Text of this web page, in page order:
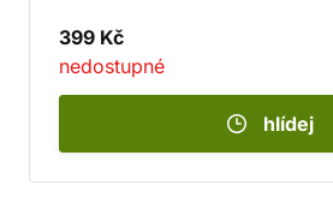
399 Kč
nedostupné
hlídej